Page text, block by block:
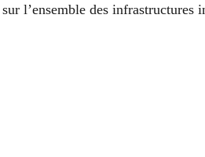
l’ensemble des infrastructures